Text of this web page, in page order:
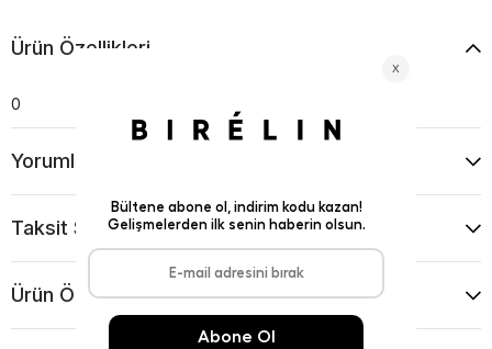
Ürün Özellikleri
0
Yorumlar
Taksit Seçenekleri
Ürün Önerileri